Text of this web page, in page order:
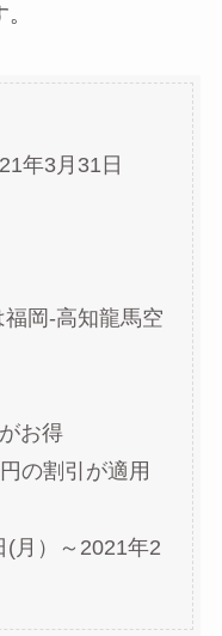
年3月31日
岡-高知龍馬空
お得
の割引が適用
(月）～2021年2